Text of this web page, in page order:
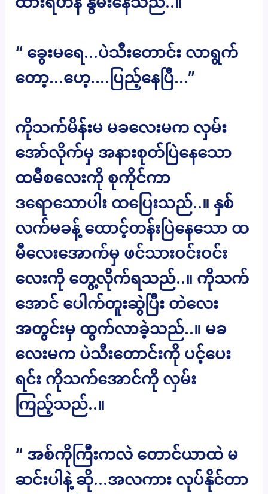
“ ခွေးမရေ…ပဲသီးတောင်း လာရွက်
တော့…ဟေ့….ပြည့်နေပြီ…”
ကိုသက်မိန်းမ မခလေးမက လှမ်း
အော်လိုက်မှ အနားစုတ်ပြဲနေသော
ထမီစလေးကို စုကိုင်ကာ
ဒရောသောပါး ထပြေးသည်..။ နှစ်
လက်မခန့် ထောင့်တန်းပြဲနေသော ထ
မီလေးအောက်မှ ဖင်သားဝင်းဝင်း
လေးကို တွေ့လိုက်ရသည်..။ ကိုသက်
အောင် ပေါက်တူးဆွဲပြီး တဲလေး
အတွင်းမှ ထွက်လာခဲ့သည်..။ မခ
လေးမက ပဲသီးတောင်းကို ပင့်ပေး
ရင်း ကိုသက်အောင်ကို လှမ်း
ကြည့်သည်..။
“ အစ်ကိုကြီးကလဲ တောင်ယာထဲ မ
ဆင်းပါနဲ့ ဆို…အလကား လုပ်နိုင်တာ